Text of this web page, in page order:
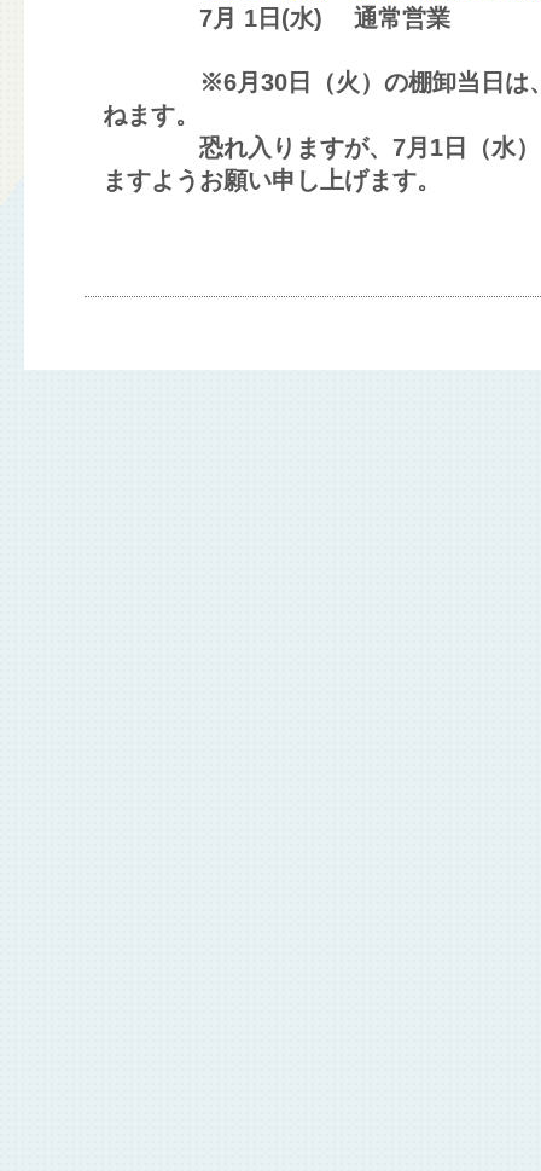
7月 1日(水) 通常営業
※6月30日（火）の棚卸当日は、
ねます。
恐れ入りますが、7月1日（水）以
ますようお願い申し上げます。